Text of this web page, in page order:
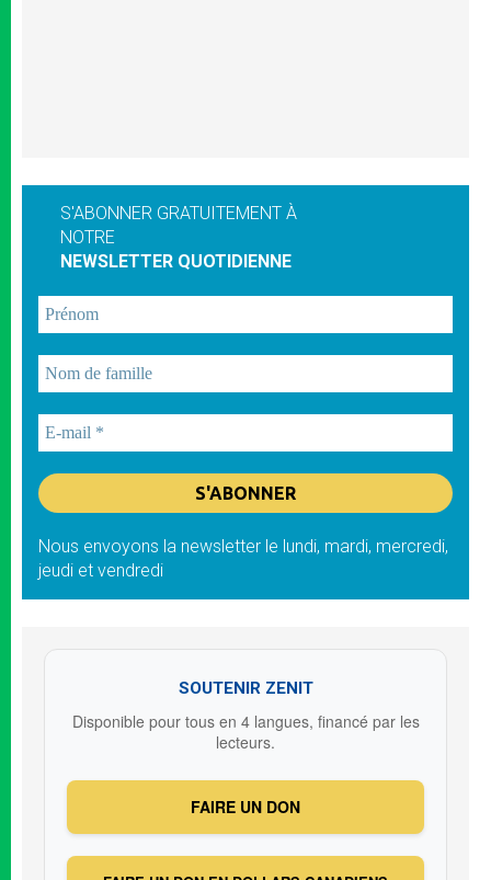
S'ABONNER GRATUITEMENT À
NOTRE
NEWSLETTER QUOTIDIENNE
Nous envoyons la newsletter le lundi, mardi, mercredi,
jeudi et vendredi
SOUTENIR ZENIT
Disponible pour tous en 4 langues, financé par les
lecteurs.
FAIRE UN DON